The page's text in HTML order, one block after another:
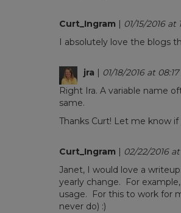
Curt_Ingram | 01/15/2016 at
I absolutely love the blogs
jra | 01/18/2016 at
Right Ira. A variable name
same.
Thanks Curt! Let me know
Curt_Ingram | 02/22/2016
Janet, I would love a
yearly change. For
usage. For this to work for
never do) :)